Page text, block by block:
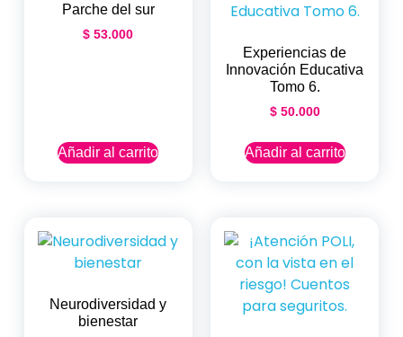
Parche del sur
$ 53.000
Añadir al carrito
Experiencias de
Innovación Educativa
Tomo 6.
$50.000
Añadir al carrito
Neurodiversidad y
bienestar